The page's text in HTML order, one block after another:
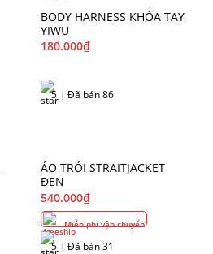
BODY HARNESS KHÓA TAY
YIWU
180.000₫
5 | Đã bán 86
ÁO TRÓI STRAITJACKET
ĐEN
540.000₫
Miễn phí vận chuyển
5 | Đã bán 31